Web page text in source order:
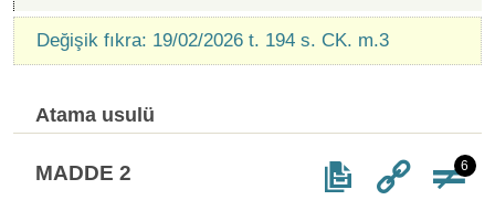
Değişik fıkra: 19/02/2026 t. 194 s. CK. m.3
Atama usulü
MADDE 2 6